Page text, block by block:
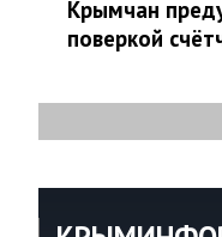
Крымчан
поверкой